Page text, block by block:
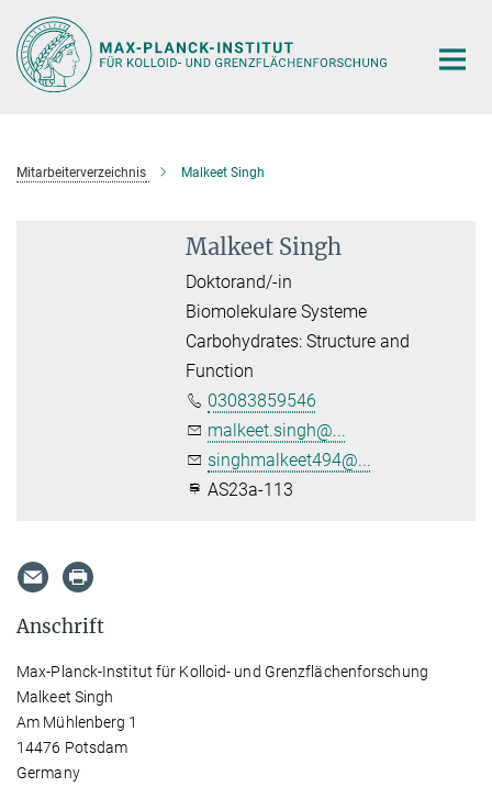
Hauptinhalt
Mitarbeiterverzeichnis Malkeet Singh
Malkeet Singh
Doktorand/-in
Biomolekulare Systeme
Carbohydrates: Structure and
Function
03083859546
malkeet.singh@...
singhmalkeet494@...
AS23a-113
Anschrift
Max-Planck-Institut für Kolloid- und Grenzflächenforschung
Malkeet Singh
Am Mühlenberg 1
14476 Potsdam
Germany